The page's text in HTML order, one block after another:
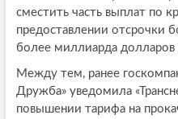
сместить часть выплат по
предоставлении отсрочки
более миллиарда
Между тем, ранее
Дружба» уведомила
повышении тарифа на